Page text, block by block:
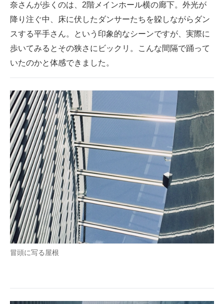
奈さんが歩くのは、2階メインホール横の廊下。外光が
降り注ぐ中、床に伏したダンサーたちを躱しながらダン
スする平手さん。という印象的なシーンですが、実際に
歩いてみるとその狭さにビックリ。こんな間隔で踊って
いたのかと体感できました。
冒頭に写る屋根